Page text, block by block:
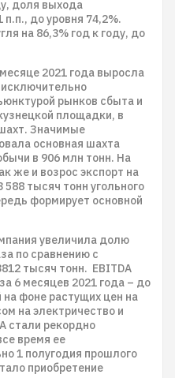
доля выхода
п.п., до уровня 74,2%.
на 86,3% год к году, до
2021 года выросла
исключительно
рынков сбыта и
площадки, в
Значимые
основная шахта
в 906 млн тонн. На
же и возрос экспорт на
588 тысяч тонн угольного
формирует основной
увеличила долю
по сравнению с
тысяч тонн. EBITDA
6 месяцев 2021 года – до
фоне растущих цен на
на электричество и
стали рекордно
время ее
1 полугодия прошлого
приобретение